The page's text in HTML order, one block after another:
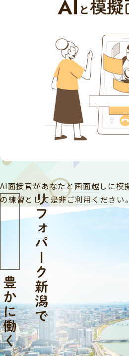
AI面接官があなたと画面越しに模
の練習として是非ご利用ください。